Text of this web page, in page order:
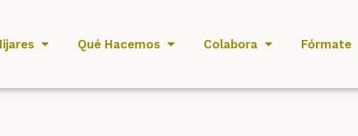
Qué Hacemos Colabora Fórmate